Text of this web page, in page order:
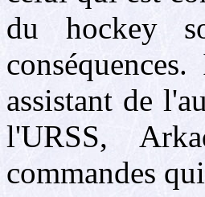
du hockey
assistant de
l'URSS,
commandes